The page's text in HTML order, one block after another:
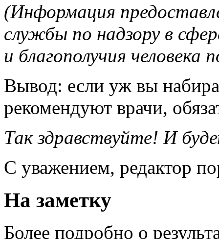
(Информация
службы по надзору в
и благополучия человека
Вывод: если уж вы
рекомендуют врачи,
Так здравствуйте! И
С уважением, редактор
На заметку
Более подробно о